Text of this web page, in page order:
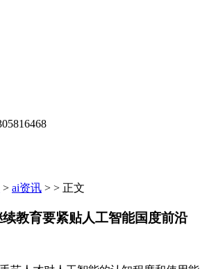
> ai资讯 > > 正文
教育要紧贴人工智能国度前沿​